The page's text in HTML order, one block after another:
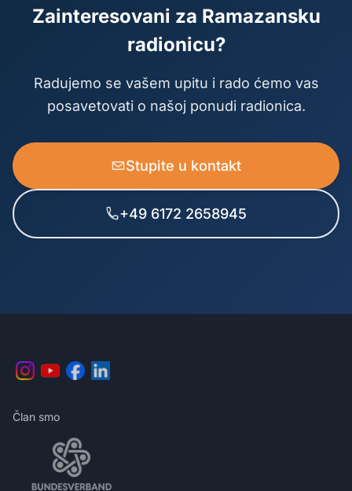
Zainteresovani za Ramazansku
radionicu?
Radujemo se vašem upitu i rado ćemo vas
posavetovati o našoj ponudi radionica.
Stupite u kontakt
+49 6172 2658945
Član smo